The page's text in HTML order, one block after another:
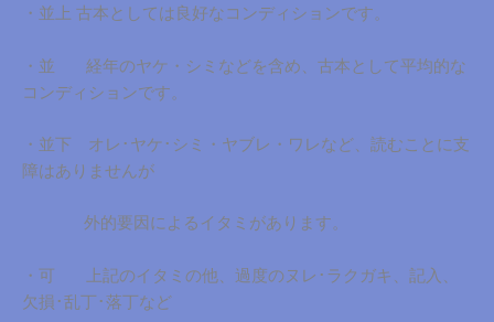
・並上 古本としては良好なコンディションです。
・並 経年のヤケ・シミなどを含め、古本として平均的な
コンディションです。
・並下 オレ･ヤケ･シミ・ヤブレ・ワレなど、読むことに支
障はありませんが
外的要因によるイタミがあります。
・可 上記のイタミの他、過度のヌレ･ラクガキ、記入、
欠損･乱丁･落丁など